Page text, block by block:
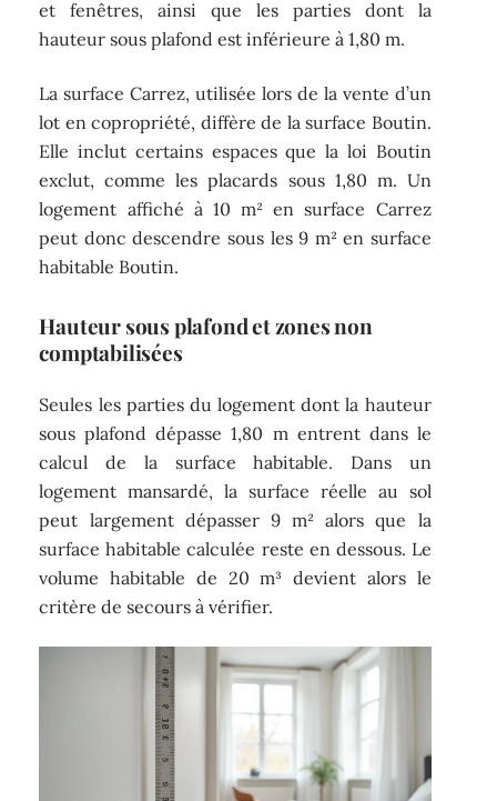
et fenêtres, ainsi que les parties dont la
hauteur sous plafond est inférieure à 1,80 m.
La surface Carrez, utilisée lors de la vente d’un
lot en copropriété, diffère de la surface Boutin.
Elle inclut certains espaces que la loi Boutin
exclut, comme les placards sous 1,80 m. Un
logement affiché à 10 m² en surface Carrez
peut donc descendre sous les 9 m² en surface
habitable Boutin.
Hauteur sous plafond et zones non
comptabilisées
Seules les parties du logement dont la hauteur
sous plafond dépasse 1,80 m entrent dans le
calcul de la surface habitable. Dans un
logement mansardé, la surface réelle au sol
peut largement dépasser 9 m² alors que la
surface habitable calculée reste en dessous. Le
volume habitable de 20 m³ devient alors le
critère de secours à vérifier.